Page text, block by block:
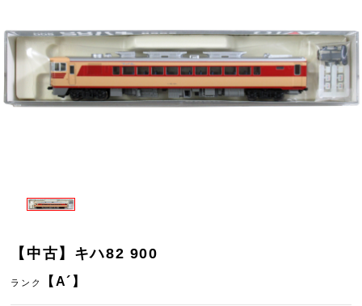
【中古】キハ82 900
ランク 【A´】